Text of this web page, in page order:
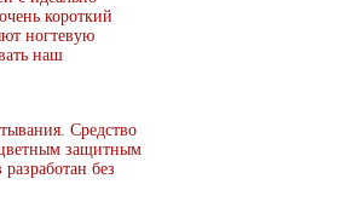
короткий
ногтевую
наш
Средство
защитным
без